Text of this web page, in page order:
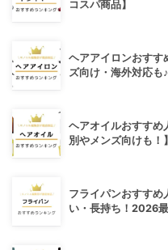
コスパ商品】
ヘアアイロンおすす
ズ向け・海外対応も♪
ヘアオイルおすすめ
別やメンズ向けも！】
フライパンおすす
い・長持ち！2026最